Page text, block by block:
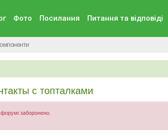
Фото Посилання Питання та вiдповiдi
с топталками
заборонено.